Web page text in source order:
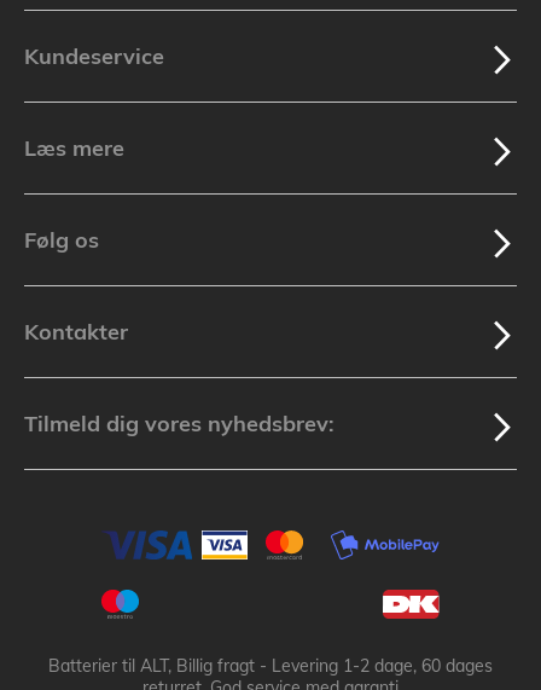
Kundeservice
Læs mere
Følg os
Kontakter
Tilmeld dig vores nyhedsbrev:
Batterier til ALT, Billig fragt - Levering 1-2 dage, 60 dages